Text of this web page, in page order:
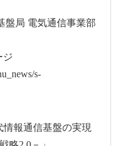
局 電気通信事業部
s-
報通信基盤の実現